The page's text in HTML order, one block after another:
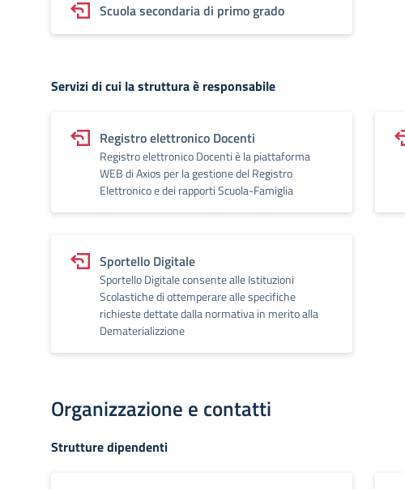
Scuola secondaria di primo grado
Servizi di cui la struttura è responsabile
Registro elettronico Docenti
Registro elettronico Docenti è la piattaforma
WEB di Axios per la gestione del Registro
Elettronico e dei rapporti Scuola-Famiglia
Sportello Digitale
Sportello Digitale consente alle Istituzioni
Scolastiche di ottemperare alle specifiche
richieste dettate dalla normativa in merito alla
Dematerializzione
Organizzazione e contatti
Strutture dipendenti